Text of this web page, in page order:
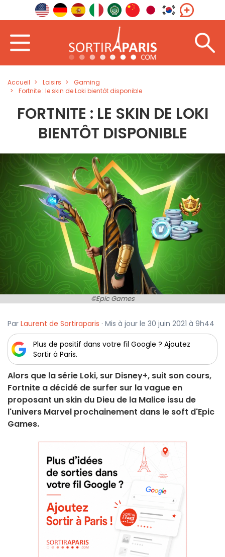
Accueil Loisirs
Gaming
Fortnite : le skin de Loki bientôt disponible
FORTNITE : LE SKIN DE LOKI
BIENTÔT DISPONIBLE
©Epic Games
Par Laurent de Sortiraparis · Mis à jour le 30 juin 2021 à 9h44
Plus de positif dans votre fil Google ? Ajoutez
Sortir à Paris.
Alors que la série Loki, sur Disney+, suit son cours,
Fortnite a décidé de surfer sur la vague en
proposant un skin du Dieu de la Malice issu de
l'univers Marvel prochainement dans le soft d'Epic
Games.